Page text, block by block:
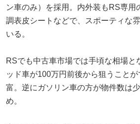
ン車のみ）を採用。内外装もRS専用
調表皮シートなどで、スポーティな
いる。
RSでも中古車市場では手頃な相場と
ッド車が100万円前後から狙うこと
富。逆にガソリン車の方が物件数は
め。